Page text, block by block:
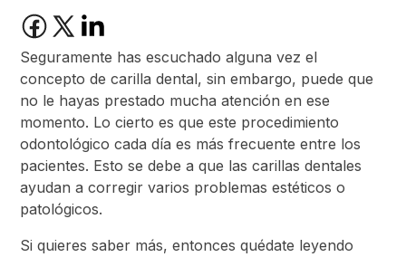
Seguramente has escuchado alguna vez el
concepto de carilla dental, sin embargo, puede que
no le hayas prestado mucha atención en ese
momento. Lo cierto es que este procedimiento
odontológico cada día es más frecuente entre los
pacientes. Esto se debe a que las carillas dentales
ayudan a corregir varios problemas estéticos o
patológicos.
Si quieres saber más, entonces quédate leyendo